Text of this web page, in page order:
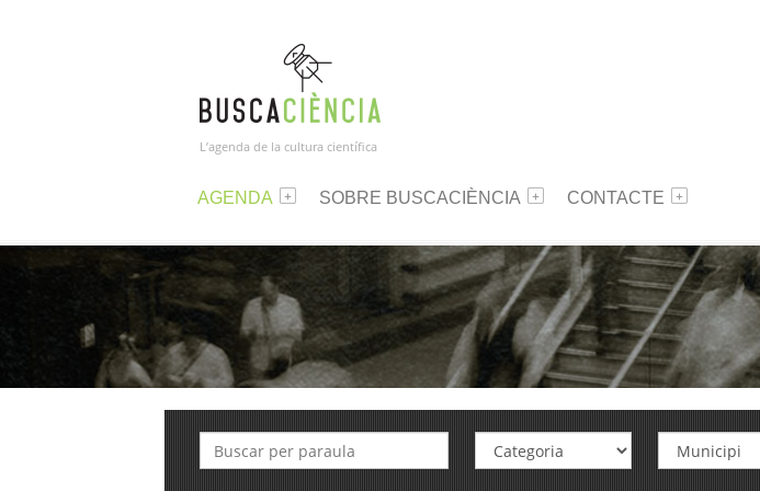
L’agenda de la cultura científica
AGENDA SOBRE BUSCACIÈNCIA CONTACTE